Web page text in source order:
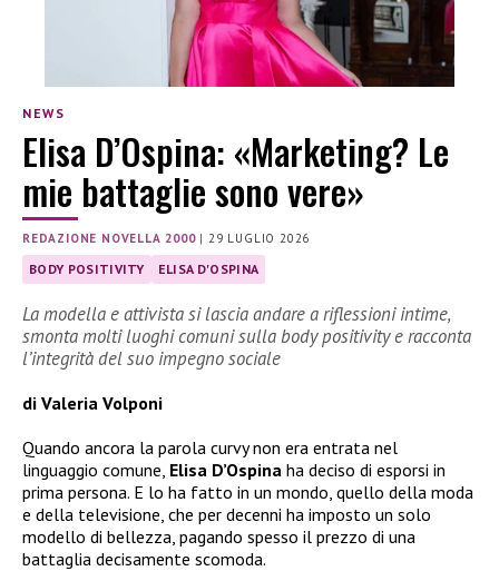
NEWS
Elisa D’Ospina: «Marketing? Le
mie battaglie sono vere»
REDAZIONE NOVELLA 2000|29 LUGLIO 2026
BODY POSITIVITY ELISA D'OSPINA
La modella e attivista si lascia andare a riflessioni intime,
smonta molti luoghi comuni sulla body positivity e racconta
l’integrità del suo impegno sociale
di Valeria Volponi
Quando ancora la parola curvy non era entrata nel
linguaggio comune, Elisa D’Ospina ha deciso di esporsi in
prima persona. E lo ha fatto in un mondo, quello della moda
e della televisione, che per decenni ha imposto un solo
modello di bellezza, pagando spesso il prezzo di una
battaglia decisamente scomoda.